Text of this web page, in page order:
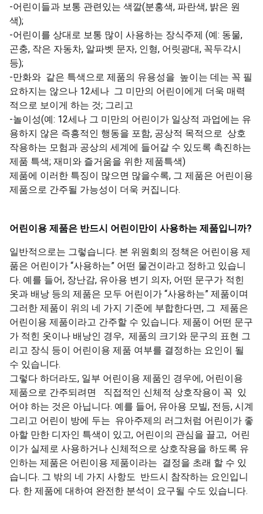
-어린이들과 보통 관련있는 색깔(분홍색, 파란색, 밝은 원
색);
-어린이를 상대로 보통 많이 사용하는 장식주제 (예: 동물,
곤충, 작은 자동차, 알파벳 문자, 인형, 어릿광대, 꼭두각시
등);
-만화와 같은 특색으로 제품의 유용성을 높이는 데는 꼭 필
요하지는 않으나 12세나 그 미만의 어린이에게 더욱 매력
적으로 보이게 하는 것; 그리고
-놀이성(예: 12세나 그 미만의 어린이가 일상적 과업에는 유
용하지 않은 즉흥적인 행동을 포함, 공상적 목적으로 상호
작용하는 모험과 공상의 세계에 들어갈 수 있도록 촉진하는
제품 특색; 재미와 즐거움을 위한 제품특색)
제품에 이러한 특징이 많으면 많을수록, 그 제품은 어린이용
제품으로 간주될 가능성이 더욱 커집니다.
어린이용 제품은 반드시 어린이만이 사용하는 제품입니까?
일반적으로는 그렇습니다. 본 위원회의 정책은 어린이용 제
품은 어린이가 “사용하는” 어떤 물건이라고 정하고 있습니
다. 예를 들어, 장난감, 유아용 변기 의자, 어떤 문구가 적힌
옷과 배낭 등의 제품은 모두 어린이가 “사용하는” 제품이며
그러한 제품이 위의 네 가지 기준에 부합한다면, 그 제품은
어린이용 제품이라고 간주할 수 있습니다. 제품이 어떤 문구
가 적힌 옷이나 배낭인 경우, 제품의 크기와 문구의 표현 그
리고 장식 등이 어린이용 제품 여부를 결정하는 요인이 될
수 있습니다.
그렇다 하더라도, 일부 어린이용 제품인 경우에, 어린이용
제품으로 간주되려면 직접적인 신체적 상호작용이 꼭 있
어야 하는 것은 아닙니다. 예를 들어, 유아용 모빌, 전등, 시계
그리고 어린이 방에 두는 유아주제의 러그처럼 어린이가 좋
아할 만한 디자인 특색이 있고, 어린이의 관심을 끌고, 어린
이가 실제로 사용하거나 신체적으로 상호작용을 하도록 유
인하는 제품은 어린이용 제품이라는 결정을 초래 할 수 있
습니다. 그 밖의 네 가지 사항도 반드시 참작하는 요인입니
다. 한 제품에 대하여 완전한 분석이 요구될 수도 있습니다.